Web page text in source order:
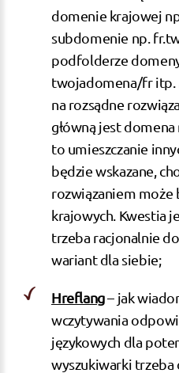
domenie krajowej
subdomenie np.
podfolderze
twojadomena/fr itp.
na rozsądne
główną jest
to umieszczanie
będzie wskazane,
rozwiązaniem może
krajowych. Kwestia
trzeba racjonalnie
wariant dla siebie;
Hreflang– jak
wczytywania
językowych dla
wyszukiwarki trzeba